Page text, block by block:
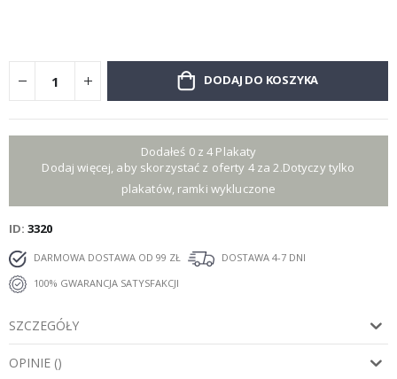
DODAJ DO KOSZYKA
Dodałeś 0 z 4 Plakaty
Dodaj więcej, aby skorzystać z oferty 4 za 2.Dotyczy tylko
plakatów, ramki wykluczone
ID 3320
DARMOWA DOSTAWA OD 99 ZŁ
DOSTAWA 4-7 DNI
100% GWARANCJA SATYSFAKCJI
SZCZEGÓŁY
OPINIE ()